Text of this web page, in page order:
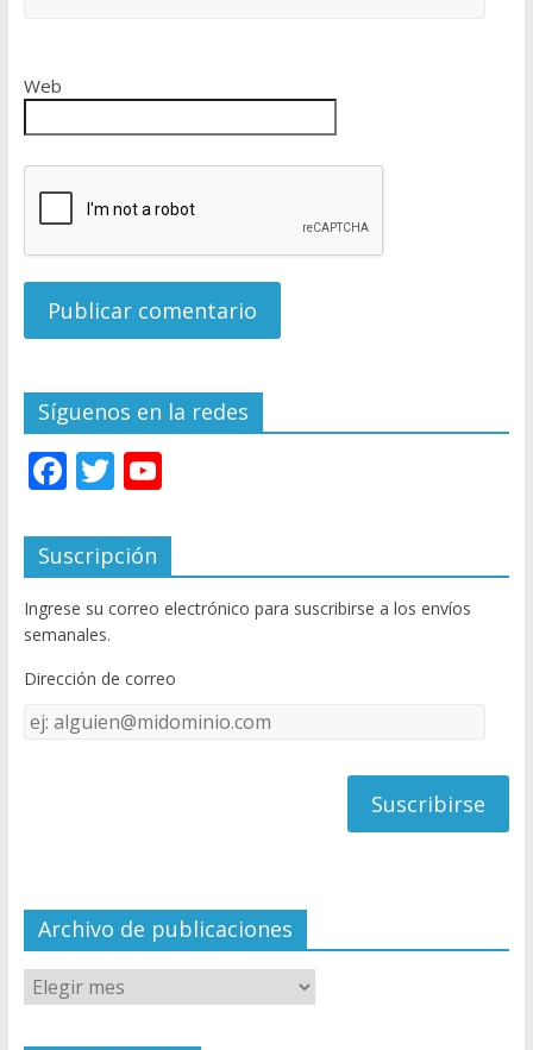
Web
Síguenos en la redes
F
e
b
o
o
k
T
itt
er
Y
u
T
u
e
C
el
Suscripción
Ingrese su correo electrónico para suscribirse a los envíos
semanales.
Dirección de correo
Dirección
Archivo de publicaciones